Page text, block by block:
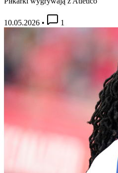
10.05.2026 • 1